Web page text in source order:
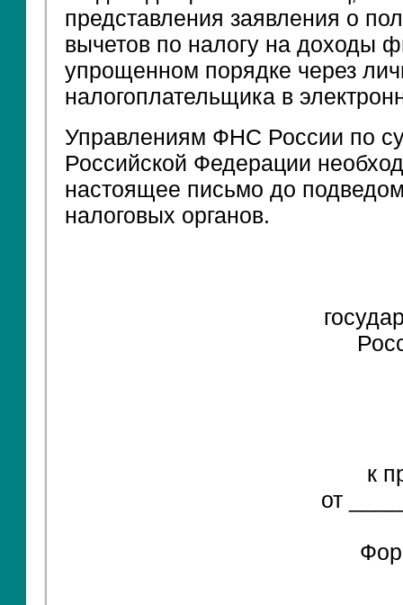
представления заявления о
вычетов по налогу на доходы
упрощенном порядке через
налогоплательщика в
Управлениям ФНС России по
Российской Федерации
настоящее письмо до
налоговых органов.
к
от